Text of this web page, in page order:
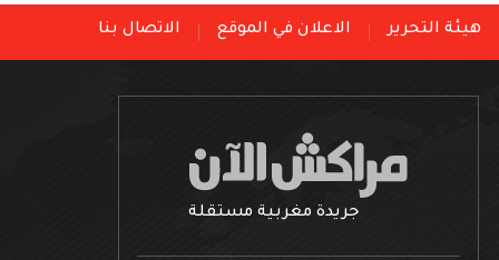
هيئة التحرير الاعلان في الموقع الاتصال بنا
جريدة مغربية مستقلة